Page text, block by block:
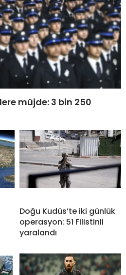
müjde: 3 bin 250
Doğu Kudüs’te iki günlük
operasyon: 51 Filistinli
yaralandı